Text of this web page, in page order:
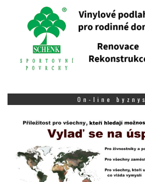
On-line byznys